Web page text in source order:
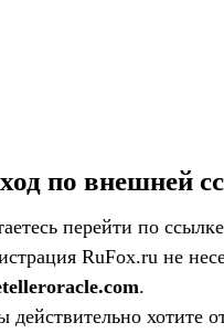
по внешней
перейти по
RuFox.ru не
.
действительно хотите